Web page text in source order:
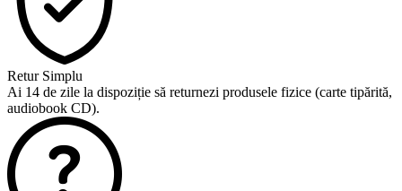
Retur Simplu
Ai 14 de zile la dispoziție să returnezi produsele fizice (carte tipărită,
audiobook CD).